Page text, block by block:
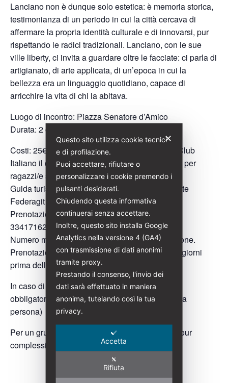
Lanciano non è dunque solo estetica: è memoria storica,
testimonianza di un periodo in cui la città cercava di
affermare la propria identità culturale e di innovarsi, pur
rispettando le radici tradizionali. Lanciano, con le sue
ville liberty, ci invita a guardare oltre le facciate: ci parla di
artigianato, di arte applicata, di un’epoca in cui la
bellezza era un linguaggio quotidiano, capace di
arricchire la vita di chi la abitava.
Luogo di incontro: Piazza Senatore d’Amico
Durata: 2 ore
Costi: 25€ (Per i soci di Italia Liberty e Touring Club
Italiano il costo è di 20€) partecipazione gratuita per
ragazzi/e sotto i 7 anni
Guida turistica abilitata: Rita Pezzella (Presidente
Federagit Abruzzo)
Prenotazioni:ritapezzella@italialiberty.it
3341716207
Numero minimo di partecipanti richiesto: 5 persone.
Prenotazione obbligatoria entro e non oltre due giorni
prima dell’evento.
In caso di gruppi superiori alle 30 persone sarà
obbligatorio l’utilizzo delle radioguide (costo 2€ a
persona)
Per un gruppo chiuso, precostituito il costo del tour
complessivo è di 180€
✕
Questo sito utilizza cookie tecnici
e di profilazione.
Puoi accettare, rifiutare o
personalizzare i cookie premendo i
pulsanti desiderati.
Chiudendo questa informativa
continuerai senza accettare.
Inoltre, questo sito installa Google
Analytics nella versione 4 (GA4)
con trasmissione di dati anonimi
tramite proxy.
Prestando il consenso, l'invio dei
dati sarà effettuato in maniera
anonima, tutelando così la tua
privacy.
Accetta
Rifiuta